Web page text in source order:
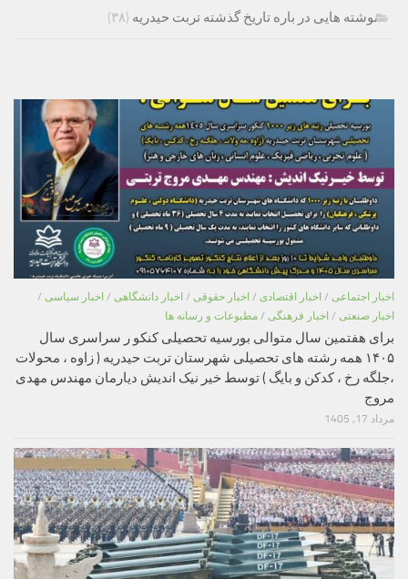
نوشته هایی در باره تاریخ گذشته تربت حیدریه (۳۸)
اخبار اجتماعی / اخبار اقتصادی / اخبار حقوقی / اخبار دانشگاهی / اخبار سیاسی /
اخبار صنعتی / اخبار فرهنگی / مطبوعات و رسانه ها
برای هفتمین سال متوالی بورسیه تحصیلی کنکو ر سراسری سال
۱۴۰۵ همه رشته های تحصیلی شهرستان تربت حیدریه ( زاوه ، محولات
،جلگه رخ ، کدکن و بایگ ) توسط خیر نیک اندیش دیارمان مهندس مهدی
مروج
مرداد 17, 1405